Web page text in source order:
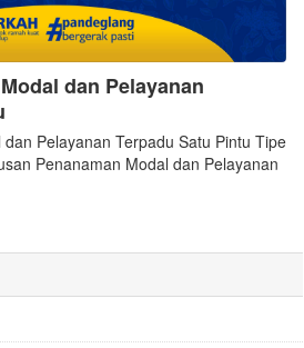
dan Pelayanan
Pelayanan Terpadu Satu Pintu Tipe
Penanaman Modal dan Pelayanan